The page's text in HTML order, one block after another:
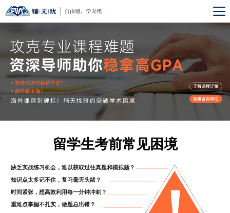
留学生考前常见困境
缺乏实战练习机会，难以获取过往真题和模拟题？
知识点太多记不住，复习毫无头绪？​
时间紧张，想高效利用每一分钟冲刺？
重难点掌握不扎实，做题总出错？